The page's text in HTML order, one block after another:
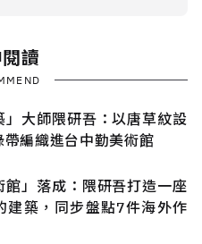
讀
」大師隈研吾：以唐草紋設
帶編織進台中勤美術館
館」落成：隈研吾打造一座
建築，同步盤點7件海外作